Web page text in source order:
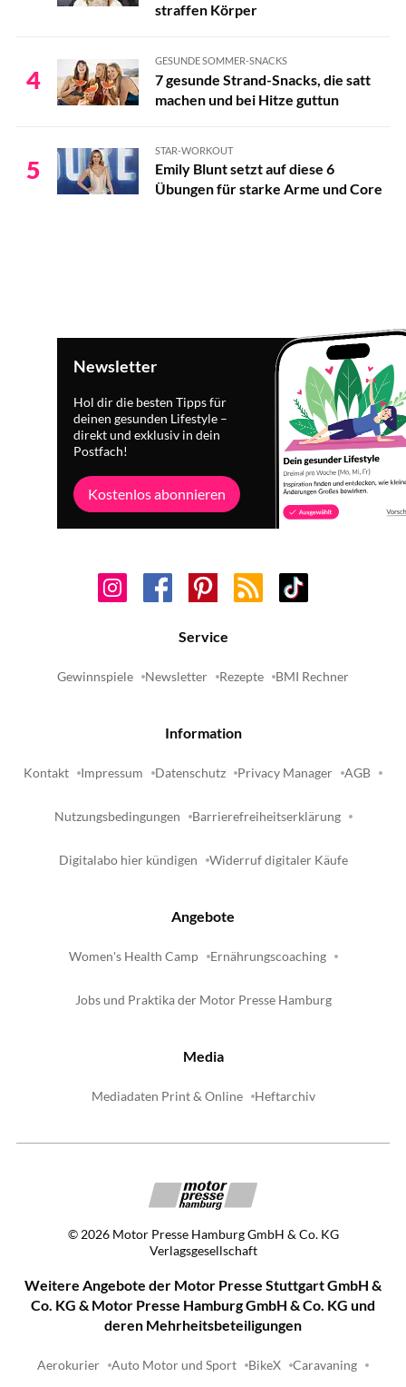
straffen Körper
4
GESUNDE SOMMER-SNACKS
7 gesunde Strand-Snacks, die satt
machen und bei Hitze guttun
5
STAR-WORKOUT
Emily Blunt setzt auf diese 6
Übungen für starke Arme und Core
Newsletter
Hol dir die besten Tipps für
deinen gesunden Lifestyle –
direkt und exklusiv in dein
Postfach!
Kostenlos abonnieren
Service
Gewinnspiele Newsletter Rezepte BMI Rechner
Information
Kontakt Impressum Datenschutz Privacy Manager AGB
Nutzungsbedingungen Barrierefreiheitserklärung
Digitalabo hier kündigen Widerruf digitaler Käufe
Angebote
Women's Health Camp Ernährungscoaching
Jobs und Praktika der Motor Presse Hamburg
Media
Mediadaten Print & Online Heftarchiv
© 2026 Motor Presse Hamburg GmbH & Co. KG
Verlagsgesellschaft
Weitere Angebote der Motor Presse Stuttgart GmbH &
Co. KG & Motor Presse Hamburg GmbH & Co. KG und
deren Mehrheitsbeteiligungen
Aerokurier Auto Motor und Sport BikeX Caravaning